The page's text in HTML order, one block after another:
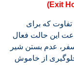
تفاوت که برای
این حالت فعال
سفر، عدم بستن شیر
از خاموش